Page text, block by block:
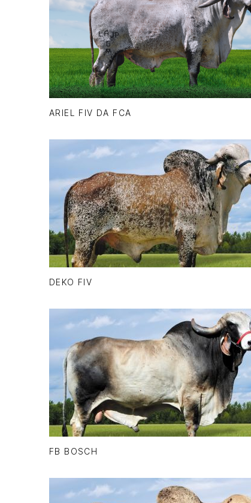
ARIEL FIV DA FCA
DEKO FIV
FB BOSCH